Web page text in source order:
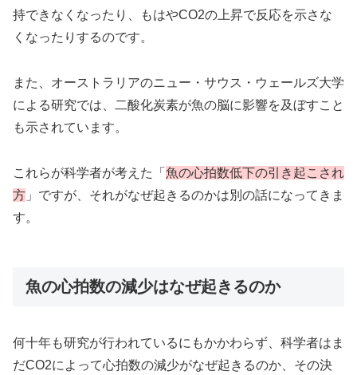
持できなくなったり、もはやCO2の上昇で反応を示さな
くなったりするのです。
また、オーストラリアのニュー・サウス・ウェールズ大学
による研究では、二酸化炭素が魚の脳に影響を及ぼすこと
も示されています。
これらが科学者が考えた「 魚の心拍数低下の引き起こされ
方 」ですが、それがなぜ起きるのかは別の話になってきま
す。
魚の心拍数の減少はなぜ起きるのか
何十年も研究が行われているにもかかわらず、科学者はま
だCO2によって心拍数の減少がなぜ起きるのか、その決